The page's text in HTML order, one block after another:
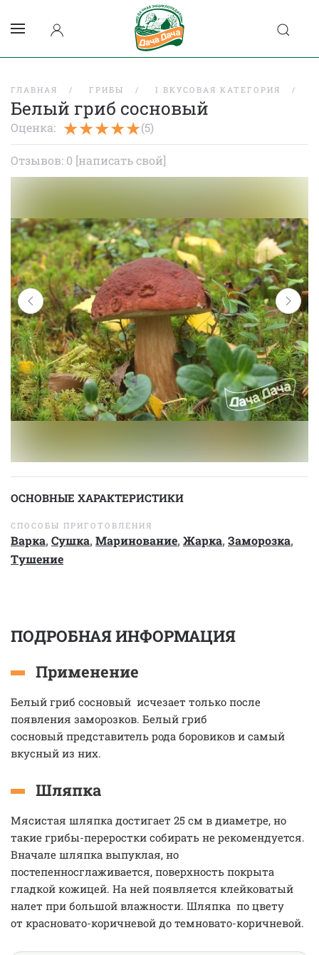
ГЛАВНАЯ ГРИБЫ I ВКУСОВАЯ КАТЕГОРИЯ
Белый гриб сосновый
Оценка: (5)
Отзывов: 0 [написать свой]
ОСНОВНЫЕ ХАРАКТЕРИСТИКИ
СПОСОБЫ ПРИГОТОВЛЕНИЯ
Варка, Сушка, Маринование, Жарка, Заморозка,
Тушение
ПОДРОБНАЯ ИНФОРМАЦИЯ
Применение
Белый гриб сосновый исчезает только после
появления заморозков. Белый гриб
сосновый представитель рода боровиков и самый
вкусный из них.
Шляпка
Мясистая шляпка достигает 25 см в диаметре, но
такие грибы-переростки собирать не рекомендуется.
Вначале шляпка выпуклая, но
постепенносглаживается, поверхность покрыта
гладкой кожицей. На ней появляется клейковатый
налет при большой влажности. Шляпка по цвету
от красновато-коричневой до темновато-коричневой.